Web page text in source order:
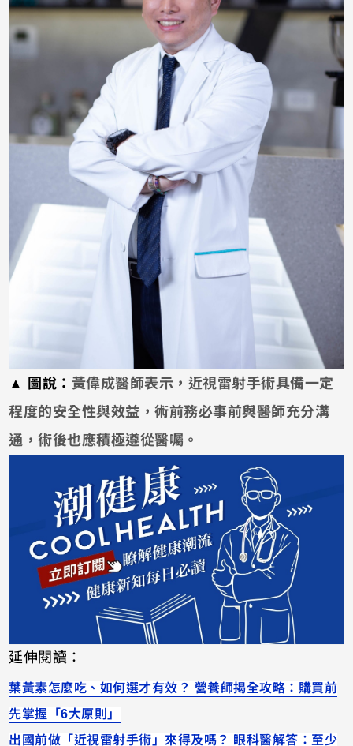
▲ 圖說： 黃偉成醫師表示， 近視雷射手術具備一定
程度的安全性與效益，術前務必事前與醫師充分溝
通，術後也應積極遵從醫囑。
延伸閱讀：
葉黃素怎麼吃、如何選才有效？ 營養師揭全攻略：購買前
先掌握「6大原則」
出國前做「近視雷射手術」來得及嗎？ 眼科醫解答：至少